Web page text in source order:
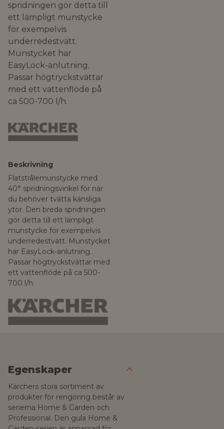
spridningen gör detta till
ett lämpligt munstycke
för exempelvis
underredestvätt.
Munstycket har
EasyLock-anlutning.
Passar högtryckstvättar
med ett vattenflöde på
ca 500-700 l/h.
Beskrivning
Flatstrålemunstycke med
40° spridningsvinkel för när
du behöver tvätta känsliga
ytor. Den breda spridningen
gör detta till ett lämpligt
munstycke för exempelvis
underredestvätt. Munstycket
har EasyLock-anlutning.
Passar högtryckstvättar med
ett vattenflöde på ca 500-
700 l/h.
Egenskaper
Kärchers stora sortiment av
produkter för rengöring består av
serierna Home & Garden och
Professional. Den gula Home &